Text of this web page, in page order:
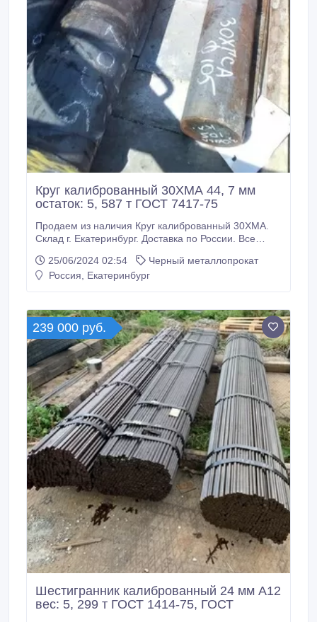
Круг калиброванный 30ХМА 44, 7 мм
остаток: 5, 587 т ГОСТ 7417-75
Продаем из наличия Круг калиброванный 30ХМА.
Склад г. Екатеринбург. Доставка по России. Все
калиброванный 30ХМА 44, 7 мм, остаток: 5, 587 т
ГОСТ 7417-75, 315000 руб. с НДС * Еще из наличия:
25/06/2024 02:54
Черный металлопрокат
Россия, Екатеринбург
239 000 руб.
Шестигранник калиброванный 24 мм А12
вес: 5, 299 т ГОСТ 1414-75, ГОСТ